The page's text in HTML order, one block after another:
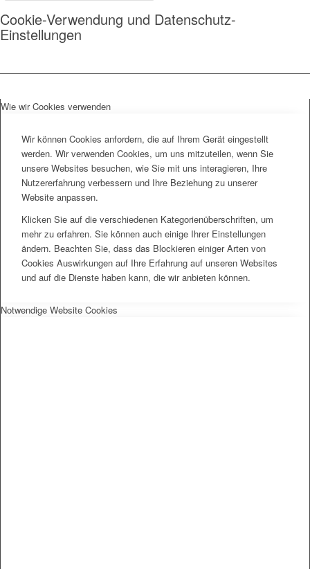
Cookie-Verwendung und Datenschutz-
Einstellungen
Wie wir Cookies verwenden
Wir können Cookies anfordern, die auf Ihrem Gerät eingestellt
werden. Wir verwenden Cookies, um uns mitzuteilen, wenn Sie
unsere Websites besuchen, wie Sie mit uns interagieren, Ihre
Nutzererfahrung verbessern und Ihre Beziehung zu unserer
Website anpassen.
Klicken Sie auf die verschiedenen Kategorienüberschriften, um
mehr zu erfahren. Sie können auch einige Ihrer Einstellungen
ändern. Beachten Sie, dass das Blockieren einiger Arten von
Cookies Auswirkungen auf Ihre Erfahrung auf unseren Websites
und auf die Dienste haben kann, die wir anbieten können.
Notwendige Website Cookies